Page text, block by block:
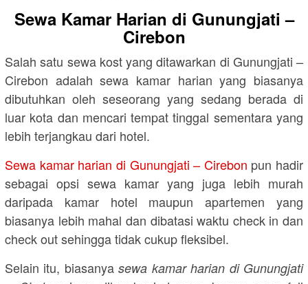
Sewa Kamar Harian di Gunungjati –
Cirebon
Salah satu sewa kost yang ditawarkan di Gunungjati –
Cirebon adalah sewa kamar harian yang biasanya
dibutuhkan oleh seseorang yang sedang berada di
luar kota dan mencari tempat tinggal sementara yang
lebih terjangkau dari hotel.
Sewa kamar harian di Gunungjati – Cirebon pun hadir
sebagai opsi sewa kamar yang juga lebih murah
daripada kamar hotel maupun apartemen yang
biasanya lebih mahal dan dibatasi waktu check in dan
check out sehingga tidak cukup fleksibel.
Selain itu, biasanyasewa kamar harian di Gunungjati